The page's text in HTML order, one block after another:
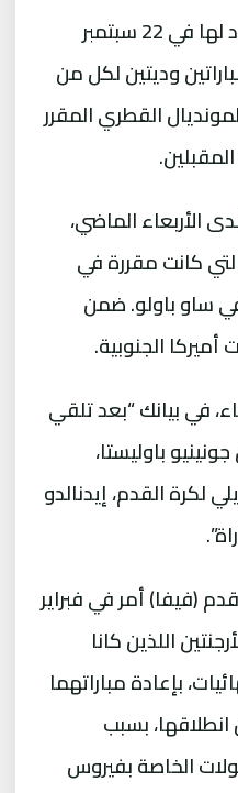
وأضافا أن الموعد الذي حدد لها في 22 سبتمبر
وديتين لكل من
القطري المقرر
الأربعاء الماضي،
كانت مقررة في
من سبتمبر 2021 في ساو باولو. ضمن
الجنوبية.
في بيانك “بعد تلقي
باوليستا،
لكرة القدم، إيدنالدو
(فيفا) أمر في فبراير
اللذين كانا
بإعادة مباراتهما
بسبب
الخاصة بفيروس